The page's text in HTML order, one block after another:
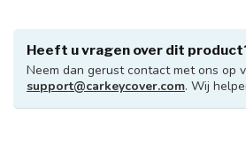
Heeft u vragen over dit
Neem dan gerust contact met ons op
support@carkeycover.com. Wij